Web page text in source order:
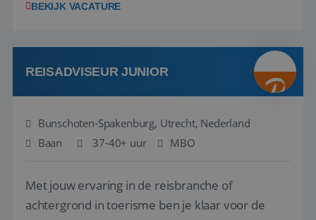
wensen van je team, je klant en wat er in de
klanten te overtuigen om die droomreis te
boeken! ...
BEKIJK VACATURE
REISADVISEUR JUNIOR
Bunschoten-Spakenburg, Utrecht, Nederland
Baan
37-40+ uur MBO
Met jouw ervaring in de reisbranche of
achtergrond in toerisme ben je klaar voor de